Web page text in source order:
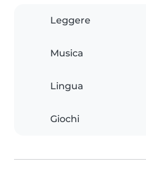
Leggere
Musica
Lingua
Giochi